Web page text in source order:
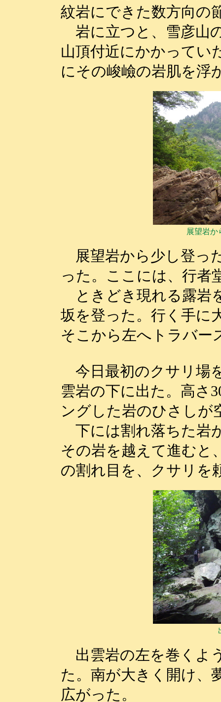
紋岩にできた数方向の
岩に立つと、雪彦山
山頂付近にかかってい
にその峻嶮の岩肌を浮
展望岩か
展望岩から少し登っ
った。ここには、行者
ときどき現れる露岩
坂を登った。行く手に
そこから左へトラバー
今日最初のクサリ場
雲岩の下に出た。高さ
ングした岩のひさしが
下には割れ落ちた岩
その岩を越えて進むと
の割れ目を、クサリを
出雲岩の左を巻くよ
た。南が大きく開け、
広がった。